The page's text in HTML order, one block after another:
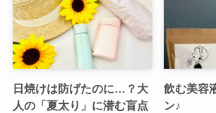
日焼けは防げたのに…？大
人の「夏太り」に潜む盲点
飲む美容
ン♪